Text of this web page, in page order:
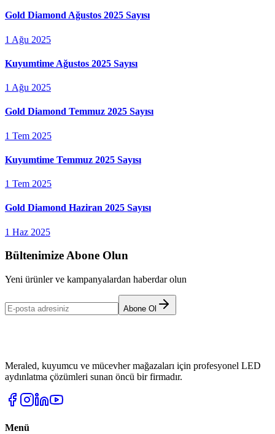
Gold Diamond Ağustos 2025 Sayısı
1 Ağu 2025
Kuyumtime Ağustos 2025 Sayısı
1 Ağu 2025
Gold Diamond Temmuz 2025 Sayısı
1 Tem 2025
Kuyumtime Temmuz 2025 Sayısı
1 Tem 2025
Gold Diamond Haziran 2025 Sayısı
1 Haz 2025
Bültenimize Abone Olun
Yeni ürünler ve kampanyalardan haberdar olun
Abone Ol
Meraled, kuyumcu ve mücevher mağazaları için profesyonel LED
aydınlatma çözümleri sunan öncü bir firmadır.
Menü